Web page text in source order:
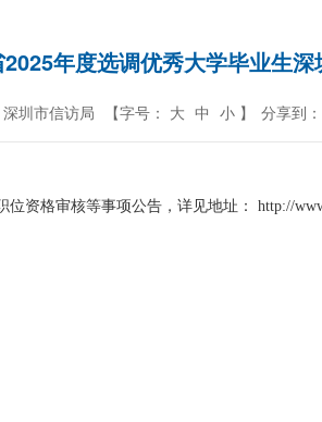
年度选调优秀大学毕业生
圳市信访局 【字号： 大 中 小 】 分享到：
审核等事项公告，详见地址： http://